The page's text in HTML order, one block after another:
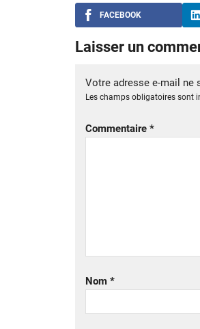
FACEBOOK
Laisser un
Votre adresse e-mail ne
Les champs obligatoires sont
Commentaire *
Nom *